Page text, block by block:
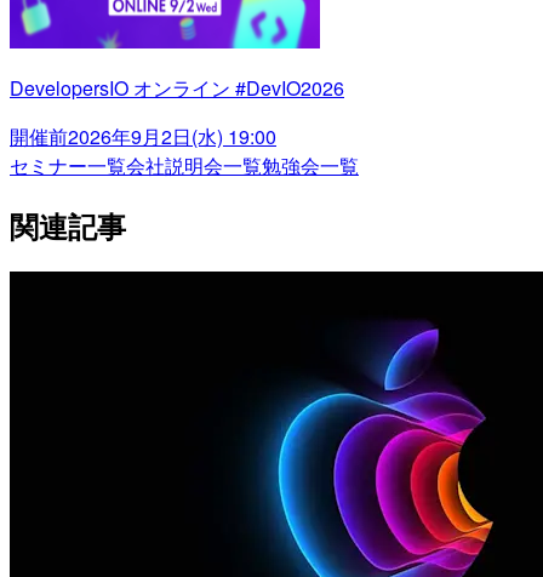
DevelopersIO オンライン #DevIO2026
開催前2026年9月2日(水) 19:00
セミナー一覧会社説明会一覧勉強会一覧
関連記事